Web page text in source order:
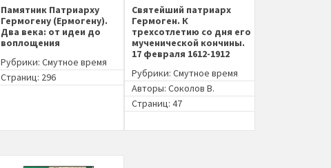
Памятник Патриарху
Гермогену (Ермогену).
Два века: от идеи до
воплощения
Рубрики: Смутное время
Страниц: 296
Святейший патриарх
Гермоген. К
трехсотлетию со дня его
мученической кончины.
17 февраля 1612-1912
Рубрики:Смутное время
Авторы:Соколов В.
Страниц: 47